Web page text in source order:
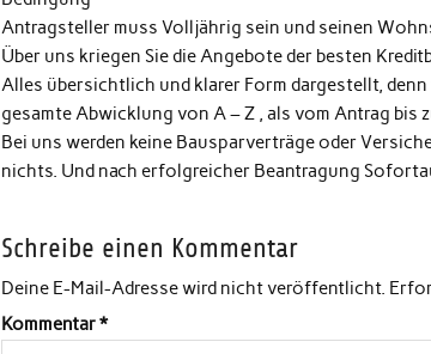
Antragsteller muss Volljährig sein und seinen
Über uns kriegen Sie die Angebote der besten
Alles übersichtlich und klarer Form dargestellt,
gesamte Abwicklung von A – Z , als vom Antrag
Bei uns werden keine Bausparverträge oder
nichts. Und nach erfolgreicher Beantragung
Schreibe einen Kommentar
Deine E-Mail-Adresse wird nicht veröffentlicht.
Kommentar*